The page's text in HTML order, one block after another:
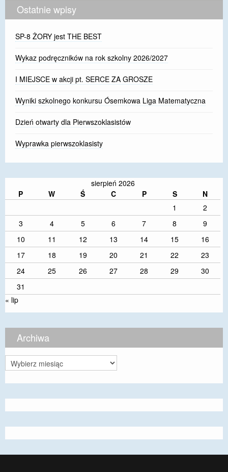
Ostatnie wpisy
SP-8 ŻORY jest THE BEST
Wykaz podręczników na rok szkolny 2026/2027
I MIEJSCE w akcji pt. SERCE ZA GROSZE
Wyniki szkolnego konkursu Ósemkowa Liga Matematyczna
Dzień otwarty dla Pierwszoklasistów
Wyprawka pierwszoklasisty
sierpień 2026
P
W Ś C P S
N
1
2
3
4 5 6 7 8
9
10
11 12 13 14 15
16
17
18 19 20 21 22
23
24
25 26 27 28 29
30
31
« lip
Archiwa
Archiwa